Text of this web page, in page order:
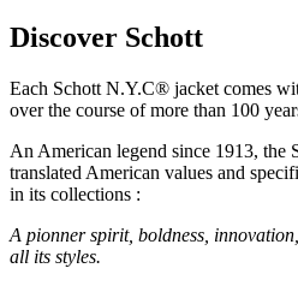
Discover Schott
Each Schott N.Y.C® jacket comes
over the course of more than 100
An American legend since 1913, the
translated American values and
in its collections :
A pionner spirit, boldness,
all its styles.